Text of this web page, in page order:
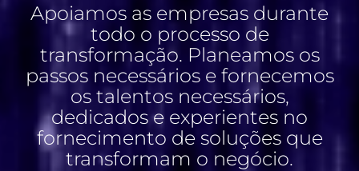
Apoiamos as empresas durante
todo o processo de
transformação. Planeamos os
passos necessários e fornecemos
os talentos necessários,
dedicados e experientes no
fornecimento de soluções que
transformam o negócio.